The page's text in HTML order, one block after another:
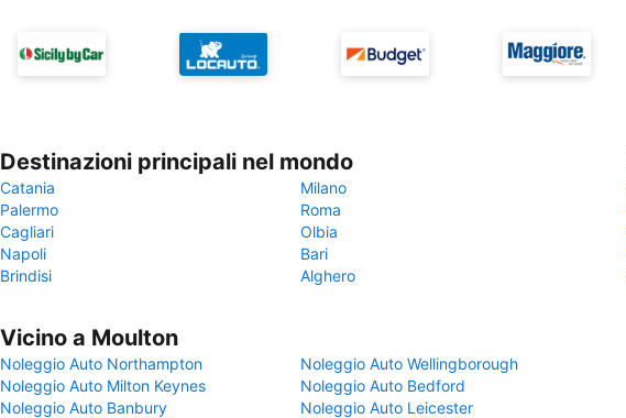
Destinazioni principali nel mondo
Catania
Milano
Palermo
Roma
Cagliari
Olbia
Napoli
Bari
Brindisi
Alghero
Vicino a Moulton
Noleggio Auto Northampton
Noleggio Auto Wellingborough
Noleggio Auto Milton Keynes
Noleggio Auto Bedford
Noleggio Auto Banbury
Noleggio Auto Leicester